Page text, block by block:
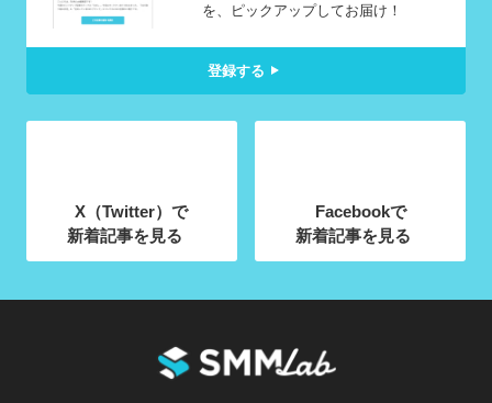
を、ピックアップしてお届け！
登録する
X（Twitter）で
新着記事を見る
Facebookで
新着記事を見る